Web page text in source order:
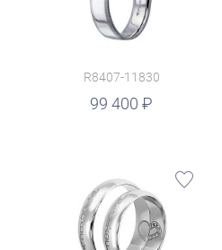
R8407-11830
99 400